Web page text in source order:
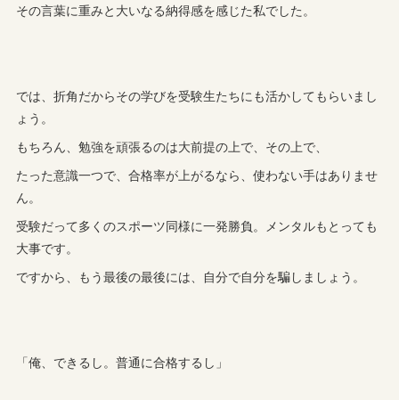
その言葉に重みと大いなる納得感を感じた私でした。
では、折角だからその学びを受験生たちにも活かしてもらいまし
ょう。
もちろん、勉強を頑張るのは大前提の上で、その上で、
たった意識一つで、合格率が上がるなら、使わない手はありませ
ん。
受験だって多くのスポーツ同様に一発勝負。メンタルもとっても
大事です。
ですから、もう最後の最後には、自分で自分を騙しましょう。
「俺、できるし。普通に合格するし」